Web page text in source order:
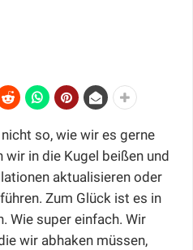
so, wie wir es gerne
in die Kugel beißen und
aktualisieren oder
Zum Glück ist es in
Wie super einfach. Wir
wir abhaken müssen,